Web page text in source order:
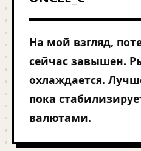
На мой взгляд,
сейчас завышен.
охлаждается.
пока
валютами.